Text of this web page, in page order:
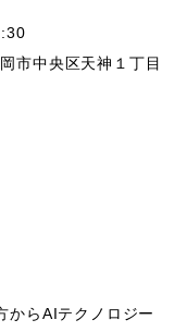
市中央区天神１丁目
からAIテクノロジー